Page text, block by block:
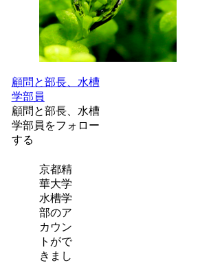
顧問と部長、水槽
学部員
顧問と部長、水槽
学部員をフォロー
する
京都精
華大学
水槽学
部のア
カウン
トがで
きまし